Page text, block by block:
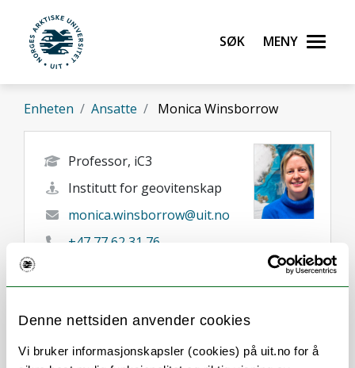
Denne nettsiden anvender cookies
Vi bruker informasjonskapsler (cookies) på uit.no for å
Gå til hovedinnhold
UiT Norges arktiske universitet
Søk Meny
Enheten Ansatte Monica Winsborrow
Professor, iC3
Institutt for geovitenskap
monica.winsborrow@uit.no
+47 77 62 31 76